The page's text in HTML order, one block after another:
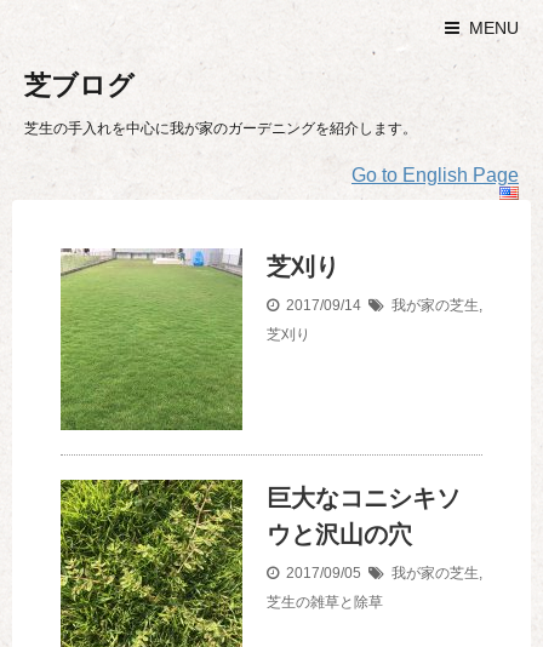
MENU
芝ブログ
芝生の手入れを中心に我が家のガーデニングを紹介します。
Go to English Page
芝刈り
2017/09/14 我が家の芝生,
芝刈り
巨大なコニシキソ
ウと沢山の穴
2017/09/05 我が家の芝生,
芝生の雑草と除草